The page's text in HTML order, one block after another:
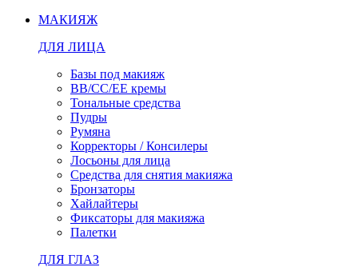
МАКИЯЖ
ДЛЯ ЛИЦА
Базы под макияж
BB/CC/EE кремы
Тональные средства
Пудры
Румяна
Корректоры / Консилеры
Лосьоны для лица
Средства для снятия макияжа
Бронзаторы
Хайлайтеры
Фиксаторы для макияжа
Палетки
ДЛЯ ГЛАЗ